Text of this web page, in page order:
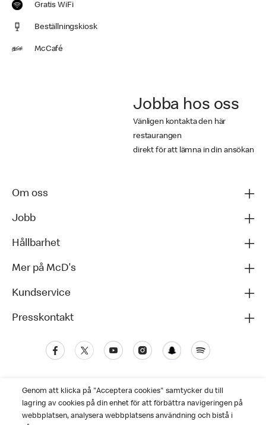
Gratis WiFi
Beställningskiosk
McCafé
Jobba hos oss
Vänligen kontakta den här
restaurangen
direkt för att lämna in din ansökan
Om oss
Jobb
Hållbarhet
Mer på McD's
Kundservice
Presskontakt
Genom att klicka på "Acceptera cookies" samtycker du till
lagring av cookies på din enhet för att förbättra navigeringen på
webbplatsen, analysera webbplatsens användning och bistå i